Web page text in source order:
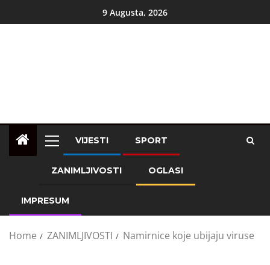
9 Augusta, 2026
VIJESTI SPORT
ZANIMLJIVOSTI OGLASI
IMPRESUM
Home ZANIMLJIVOSTI Namirnice koje ubijaju viruse